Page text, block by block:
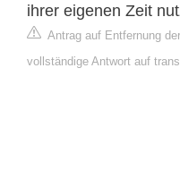
ihrer eigenen Zeit
Antrag auf Entfernung
vollständige Antwort auf